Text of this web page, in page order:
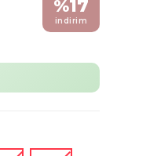
%17
indirim